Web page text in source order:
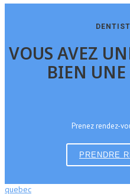
VOUS AVEZ
BIEN UNE
Prenez rendez-
PRENDRE
quebec